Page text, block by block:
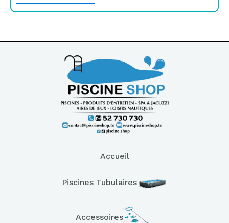
Accueil
Piscines Tubulaires
Accessoires